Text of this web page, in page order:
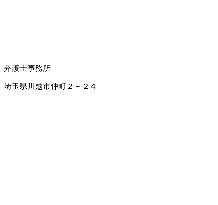
弁護士事務所
埼玉県川越市仲町２－２４